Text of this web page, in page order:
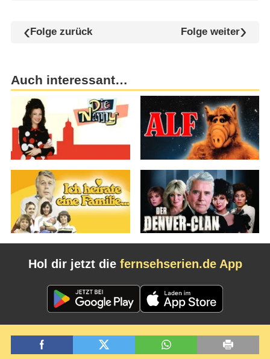
Folge zurück Folge weiter
Auch interessant…
Hol dir jetzt die fernsehserien.de App